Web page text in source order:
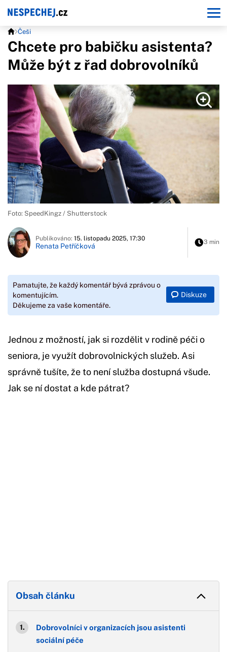
Češi
Chcete pro babičku asistenta?
Může být z řad dobrovolníků
Foto: SpeedKingz / Shutterstock
Publikováno: 15. listopadu 2025, 17:30
Renata Petříčková 3 min
Pamatujte, že každý komentář bývá zprávou o
komentujícím.
Děkujeme za vaše komentáře.
Diskuze
Jednou z možností, jak si rozdělit v rodině péči o
seniora, je využít dobrovolnických služeb. Asi
správně tušíte, že to není služba dostupná všude.
Jak se ní dostat a kde pátrat?
Obsah článku
Dobrovolníci v organizacích jsou asistenti
sociální péče